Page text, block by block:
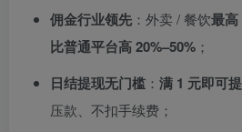
佣金行业领先 ：外卖 / 餐饮最高
比普通平台高 20%–50% ；
日结提现无门槛 ： 满 1 元即可
压款、不扣手续费；